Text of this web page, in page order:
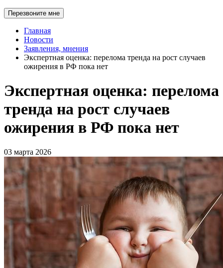
Перезвоните мне
Главная
Новости
Заявления, мнения
Экспертная оценка: перелома тренда на рост случаев
ожирения в РФ пока нет
Экспертная оценка: перелома
тренда на рост случаев
ожирения в РФ пока нет
03 марта 2026